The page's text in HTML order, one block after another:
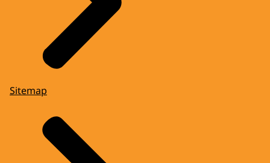
Sitemap